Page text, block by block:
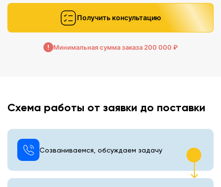
Получить консультацию
Минимальная сумма заказа 200 000 ₽
Схема работы от заявки до поставки
Созваниваемся, обсуждаем задачу